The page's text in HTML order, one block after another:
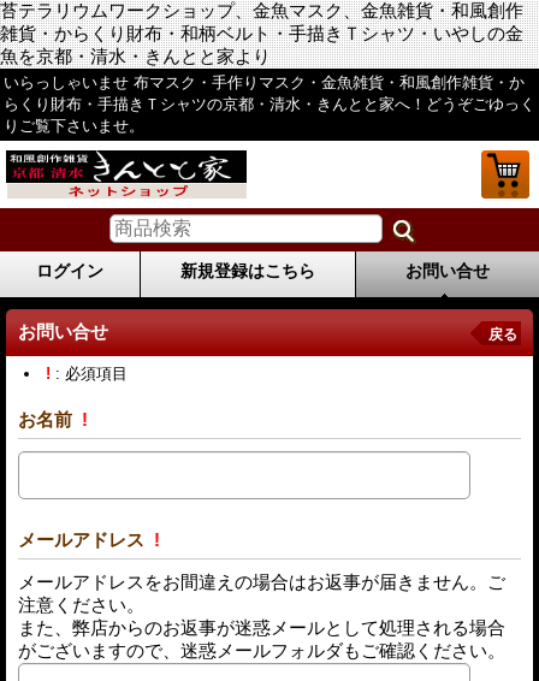
苔テラリウムワークショップ、金魚マスク、金魚雑貨・和風創作
雑貨・からくり財布・和柄ベルト・手描きＴシャツ・いやしの金
魚を京都・清水・きんとと家より
いらっしゃいませ 布マスク・手作りマスク・金魚雑貨・和風創作雑貨・か
らくり財布・手描きＴシャツの京都・清水・きんとと家へ！どうぞごゆっく
りご覧下さいませ。
ログイン 新規登録はこちら お問い合せ
お問い合せ 戻る
! : 必須項目
お名前 !
メールアドレス !
メールアドレスをお間違えの場合はお返事が届きません。ご
注意ください。
また、弊店からのお返事が迷惑メールとして処理される場合
がございますので、迷惑メールフォルダもご確認ください。